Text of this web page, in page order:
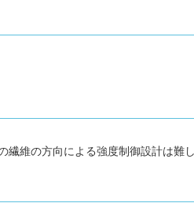
維の方向による強度制御設計は難し